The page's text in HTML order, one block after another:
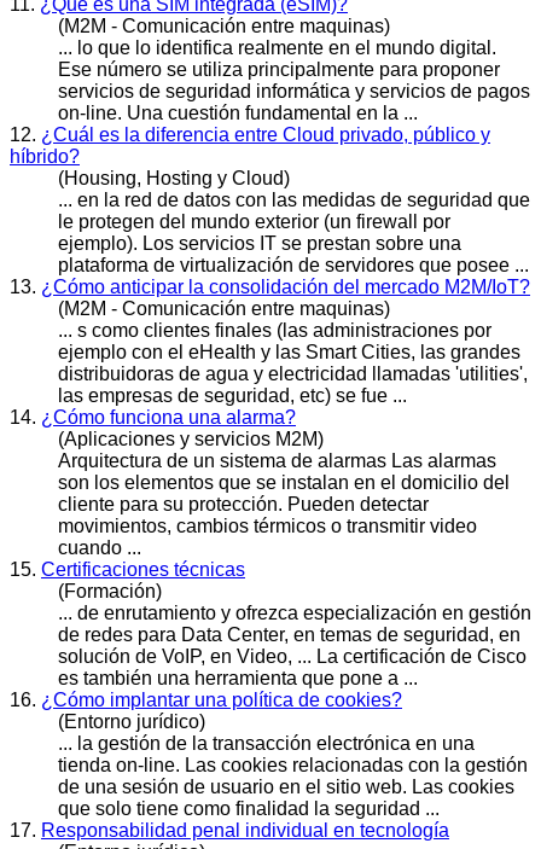
(M2M - Comunicación entre maquinas)
... lo que lo identifica realmente en el mundo digital.
Ese número se utiliza principalmente para proponer
servicios de seguridad informática y servicios de pagos
on-line. Una cuestión fundamental en la ...
12. ¿Cuál es la diferencia entre Cloud privado, público y
híbrido?
(Housing, Hosting y Cloud)
... en la red de datos con las medidas de seguridad que
le protegen del mundo exterior (un firewall por
ejemplo). Los servicios IT se prestan sobre una
plataforma de virtualización de servidores que posee ...
13. ¿Cómo anticipar la consolidación del mercado M2M/IoT?
(M2M - Comunicación entre maquinas)
... s como clientes finales (las administraciones por
ejemplo con el eHealth y las Smart Cities, las grandes
distribuidoras de agua y electricidad llamadas 'utilities',
las empresas de seguridad, etc) se fue ...
14. ¿Cómo funciona una alarma?
(Aplicaciones y servicios M2M)
Arquitectura de un sistema de alarmas Las alarmas
son los elementos que se instalan en el domicilio del
cliente para su protección. Pueden detectar
movimientos, cambios térmicos o transmitir video
cuando ...
15. Certificaciones técnicas
(Formación)
... de enrutamiento y ofrezca especialización en gestión
de redes para Data Center, en temas de seguridad, en
solución de VoIP, en Video, ... La certificación de Cisco
es también una herramienta que pone a ...
16. ¿Cómo implantar una política de cookies?
(Entorno jurídico)
... la gestión de la transacción electrónica en una
tienda on-line. Las cookies relacionadas con la gestión
de una sesión de usuario en el sitio web. Las cookies
que solo tiene como finalidad la seguridad ...
17. Responsabilidad penal individual en tecnología